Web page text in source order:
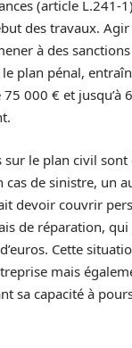
(article L.241-
des travaux.
à des
plan pénal,
000 € et jusqu’à
sur le plan civil
cas de sinistre, un
devoir couvrir
de réparation,
Cette
mais
sa capacité à